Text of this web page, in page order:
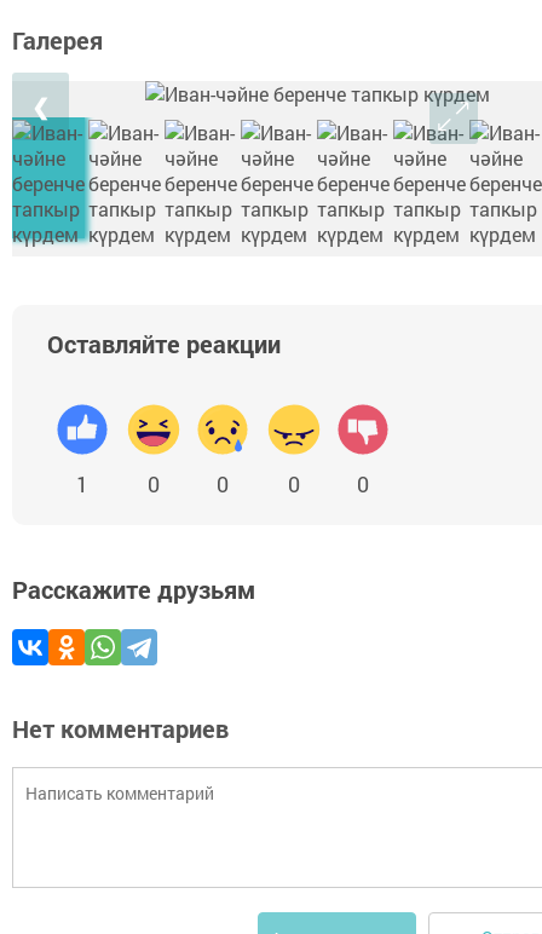
Галерея
❮
Оставляйте реакции
1 0 0 0 0
Расскажите друзьям
Нет комментариев